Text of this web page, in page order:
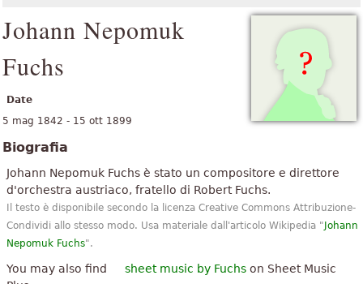
Johann Nepomuk
Fuchs
Date
5 mag 1842 - 15 ott 1899
Biografia
Johann Nepomuk Fuchs è stato un compositore e direttore
d'orchestra austriaco, fratello di Robert Fuchs.
Il testo è disponibile secondo la licenza Creative Commons Attribuzione-
Condividi allo stesso modo. Usa materiale dall'articolo Wikipedia " Johann
Nepomuk Fuchs".
You may also find sheet music by Fuchs on Sheet Music